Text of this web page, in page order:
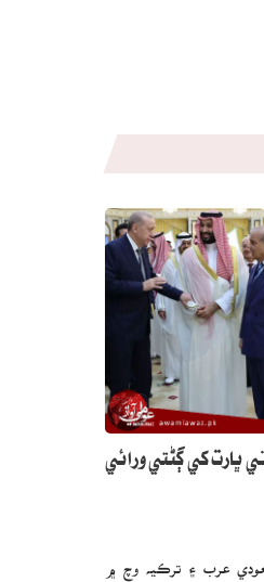
ڀارت کي ڳڻتي ورائي
عرب ۽ ترڪيه وچ ۾